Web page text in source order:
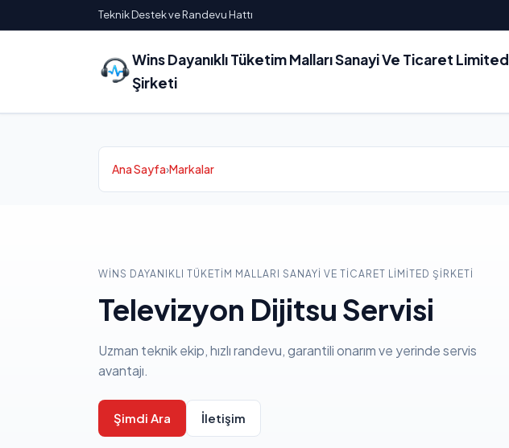
Teknik Destek ve Randevu Hattı
Wins Dayanıklı Tüketim Malları Sanayi Ve Ticaret Limited
Şirketi
Ana Sayfa›Markalar
WINS DAYANIKLI TÜKETIM MALLARI SANAYI VE TICARET LIMITED ŞIRKETI
Televizyon Dijitsu Servisi
Uzman teknik ekip, hızlı randevu, garantili onarım ve yerinde servis
avantajı.
Şimdi Ara İletişim